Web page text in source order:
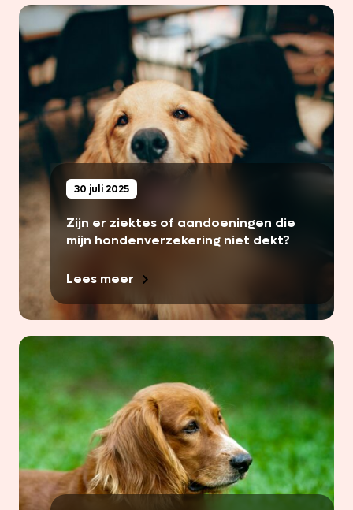
30 juli 2025
Zijn er ziektes of aandoeningen die
mijn hondenverzekering niet dekt?
Lees meer